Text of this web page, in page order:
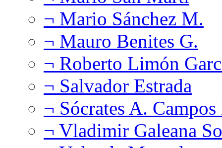
¬ Mario Sánchez M.
¬ Mauro Benites G.
¬ Roberto Limón
¬ Salvador Estrada
¬ Sócrates A.
¬ Vladimir Galeana